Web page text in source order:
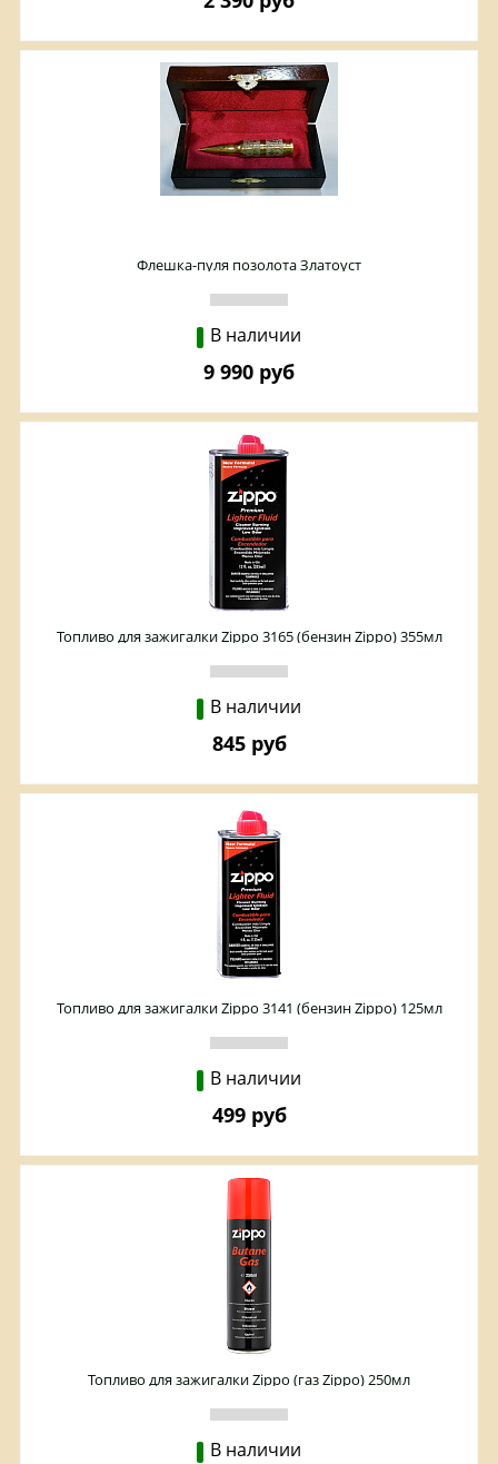
Флешка-пуля позолота Златоуст
В наличии
9 990 руб
Топливо для зажигалки Zippo 3165 (бензин Zippo) 355мл
В наличии
845 руб
Топливо для зажигалки Zippo 3141 (бензин Zippo) 125мл
В наличии
499 руб
Топливо для зажигалки Zippo (газ Zippo) 250мл
В наличии